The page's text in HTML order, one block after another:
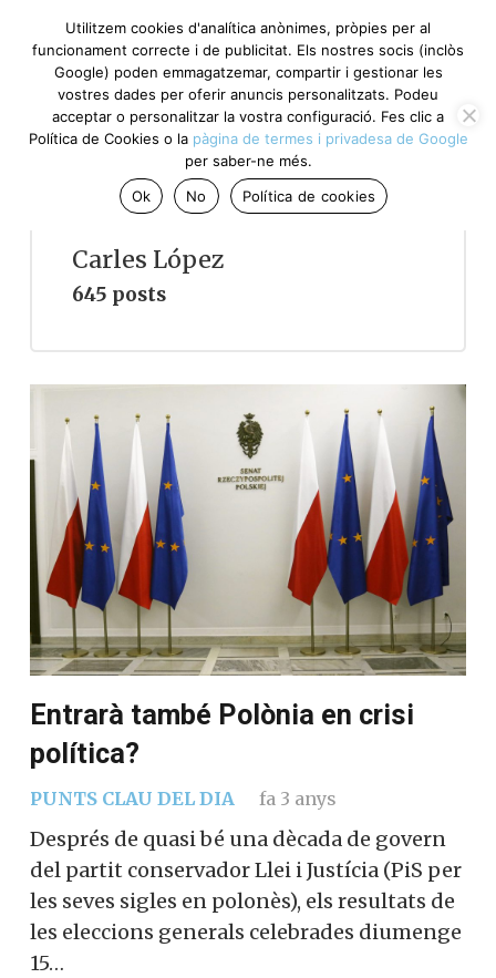
Carles López
645 posts
Entrarà també Polònia en crisi
política?
PUNTS CLAU DEL DIA fa 3 anys
Després de quasi bé una dècada de govern
del partit conservador Llei i Justícia (PiS per
les seves sigles en polonès), els resultats de
les eleccions generals celebrades diumenge
15…
Utilitzem cookies d'analítica anònimes, pròpies per al
funcionament correcte i de publicitat. Els nostres socis (inclòs
Google) poden emmagatzemar, compartir i gestionar les
vostres dades per oferir anuncis personalitzats. Podeu
acceptar o personalitzar la vostra configuració. Fes clic a
Política de Cookies o la pàgina de termes i privadesa de Google
per saber-ne més.
Ok
No Política de cookies